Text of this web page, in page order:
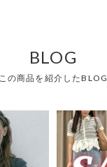
BLOG
この商品を紹介したBLOG